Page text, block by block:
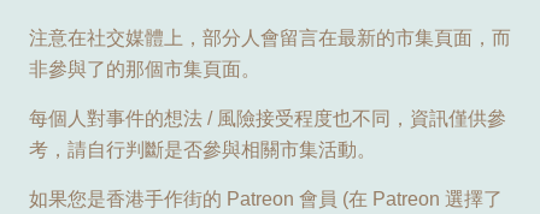
注意在社交媒體上，部分人會留言在最新的市集頁面，而
非參與了的那個市集頁面。
每個人對事件的想法 / 風險接受程度也不同，資訊僅供參
考，請自行判斷是否參與相關市集活動。
如果您是香港手作街的 Patreon 會員 (在 Patreon 選擇了